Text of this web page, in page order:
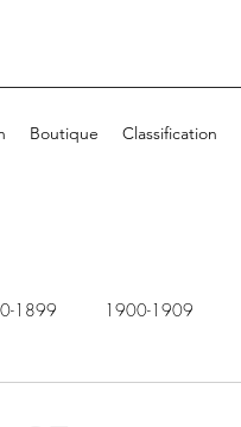
Boutique Classification
1899 1900-1909